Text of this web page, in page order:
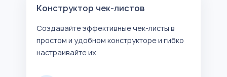
Конструктор чек-листов
Создавайте эффективные чек-листы в
простом и удобном конструкторе и гибко
настраивайте их